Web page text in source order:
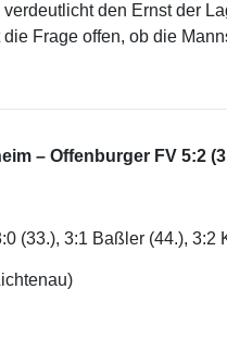
den Ernst der
Frage offen, ob die
– Offenburger FV 5:2
(33.), 3:1 Baßler (44.), 3:2